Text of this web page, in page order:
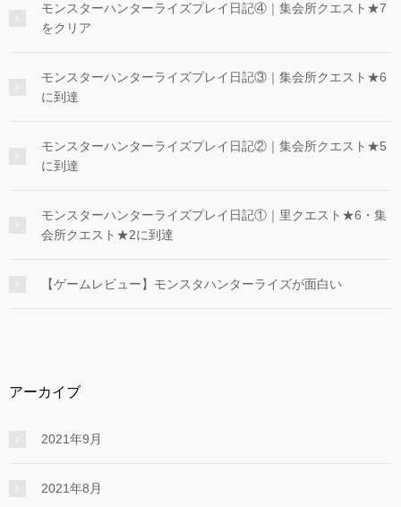
モンスターハンターライズプレイ日記④｜集会所クエスト★7
をクリア
モンスターハンターライズプレイ日記③｜集会所クエスト★6
に到達
モンスターハンターライズプレイ日記②｜集会所クエスト★5
に到達
モンスターハンターライズプレイ日記①｜里クエスト★6・集
会所クエスト★2に到達
【ゲームレビュー】モンスタハンターライズが面白い
アーカイブ
2021年9月
2021年8月